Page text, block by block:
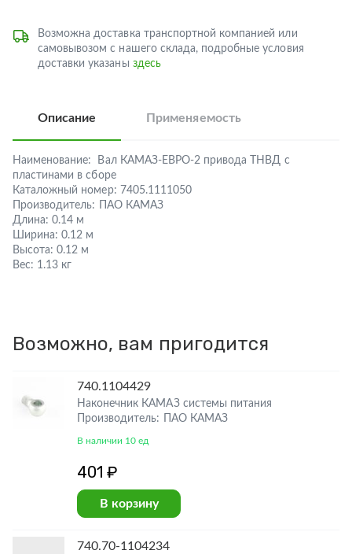
Возможна доставка транспортной компанией или
самовывозом с нашего склада, подробные условия
доставки указаны здесь
Описание Применяемость
Наименование:
Вал КАМАЗ-ЕВРО-2 привода ТНВД с
пластинами в сборе
Каталожный номер: 7405.1111050
Производитель:
ПАО КАМАЗ
Длина: 0.14 м
Ширина: 0.12 м
Высота: 0.12 м
Вес: 1.13 кг
Возможно, вам пригодится
740.1104429
Наконечник КАМАЗ системы питания
Производитель: ПАО КАМАЗ
В наличии 10 ед
401 ₽
В корзину
740.70-1104234